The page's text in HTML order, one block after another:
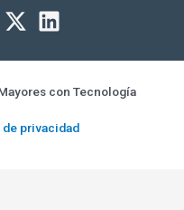
con Tecnología
privacidad